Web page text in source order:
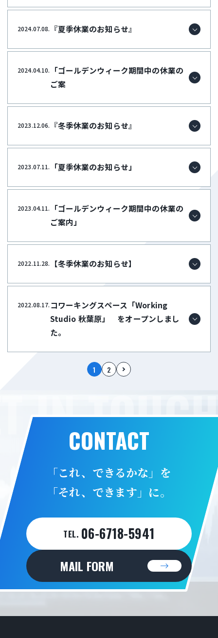
2024.07.08. 『夏季休業のお知らせ』
2024.04.10.
「ゴールデンウィーク期間中の休業の
ご案
2023.12.06. 『冬季休業のお知らせ』
2023.07.11. 「夏季休業のお知らせ」
2023.04.11.
「ゴールデンウィーク期間中の休業の
ご案内」
2022.11.28. 【冬季休業のお知らせ】
2022.08.17. コワーキングスペース「Working
Studio 秋葉原」 をオープンしまし
た。
1 2
INCONTACT
「これ、できるかな」を
「それ、できます」に。
TEL. 06-6718-5941
MAIL FORM